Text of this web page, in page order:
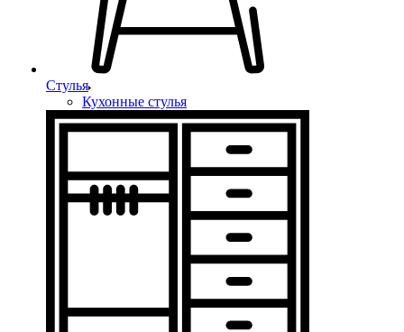
Стулья
Кухонные стулья